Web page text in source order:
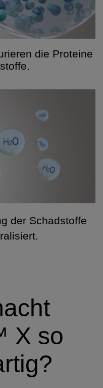
die Proteine
der Schadstoffe
X so